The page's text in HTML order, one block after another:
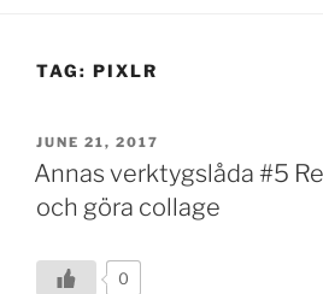
TAG: PIXLR
POSTED
ON
JUNE 21, 2017
Annas verktygslåda #5
och göra collage
0